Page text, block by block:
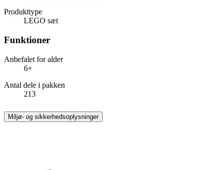
Produkttype
LEGO sæt
Funktioner
Anbefalet for alder
6+
Antal dele i pakken
213
Miljø- og sikkerhedsoplysninger